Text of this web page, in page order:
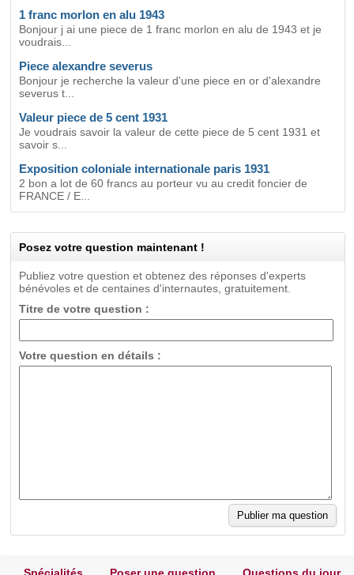
1 franc morlon en alu 1943
Bonjour j ai une piece de 1 franc morlon en alu de 1943 et je
voudrais...
Piece alexandre severus
Bonjour je recherche la valeur d'une piece en or d'alexandre
severus t...
Valeur piece de 5 cent 1931
Je voudrais savoir la valeur de cette piece de 5 cent 1931 et
savoir s...
Exposition coloniale internationale paris 1931
2 bon a lot de 60 francs au porteur vu au credit foncier de
FRANCE / E...
Posez votre question maintenant !
Publiez votre question et obtenez des réponses d'experts
bénévoles et de centaines d'internautes, gratuitement.
Titre de votre question :
Votre question en détails :